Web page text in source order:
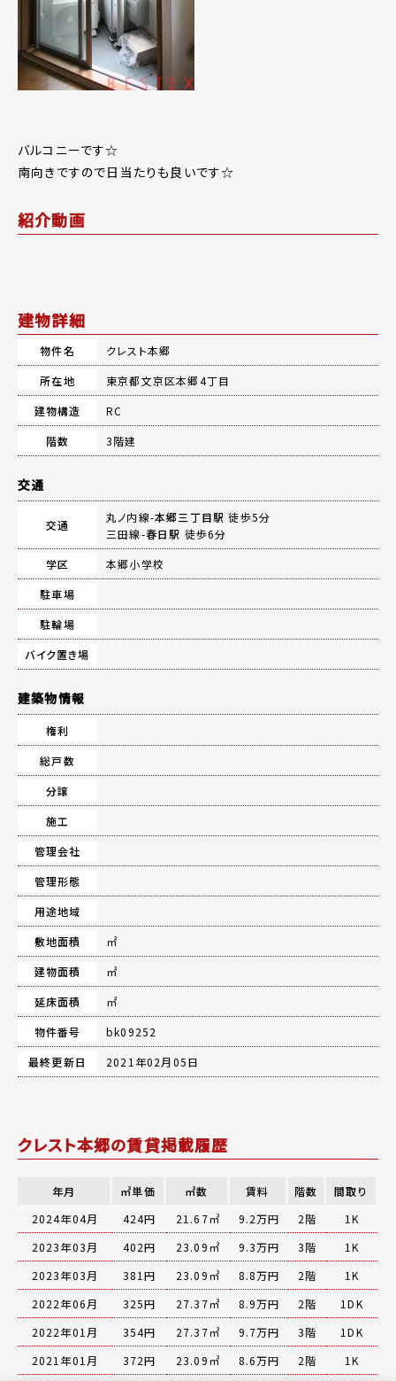
バルコニーです☆
南向きですので日当たりも良いです☆
紹介動画
建物詳細
物件名
クレスト本郷
所在地
東京都文京区本郷4丁目
建物構造
RC
階数
3階建
交通
交通
丸ノ内線-本郷三丁目駅 徒歩5分
三田線-春日駅 徒歩6分
学区
本郷小学校
駐車場
駐輪場
バイク置き場
建築物情報
権利
総戸数
分譲
施工
管理会社
管理形態
用途地域
敷地面積
㎡
建物面積
㎡
延床面積
㎡
物件番号
bk09252
最終更新日
2021年02月05日
クレスト本郷の賃貸掲載履歴
年月 ㎡単価 ㎡数 賃料 階数
間取り
2024年04月
424円 21.67㎡ 9.2万円 2階
1K
2023年03月
402円 23.09㎡ 9.3万円 3階
1K
2023年03月
381円 23.09㎡ 8.8万円 2階
1K
2022年06月
325円 27.37㎡ 8.9万円 2階
1DK
2022年01月
354円 27.37㎡ 9.7万円 3階
1DK
2021年01月
372円 23.09㎡ 8.6万円 2階 1K